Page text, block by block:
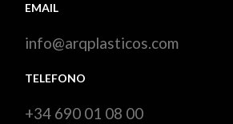
EMAIL
info@arqplasticos.com
TELEFONO
+34 690 01 08 00